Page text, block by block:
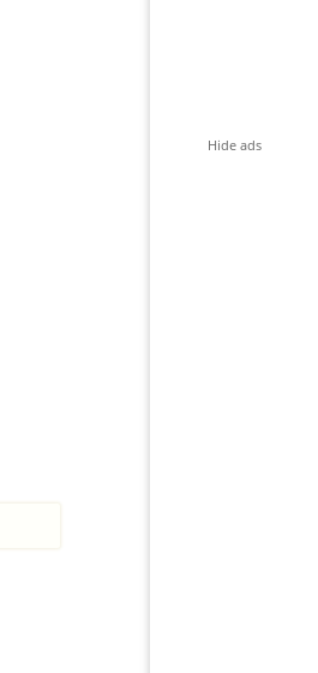
Hide ads